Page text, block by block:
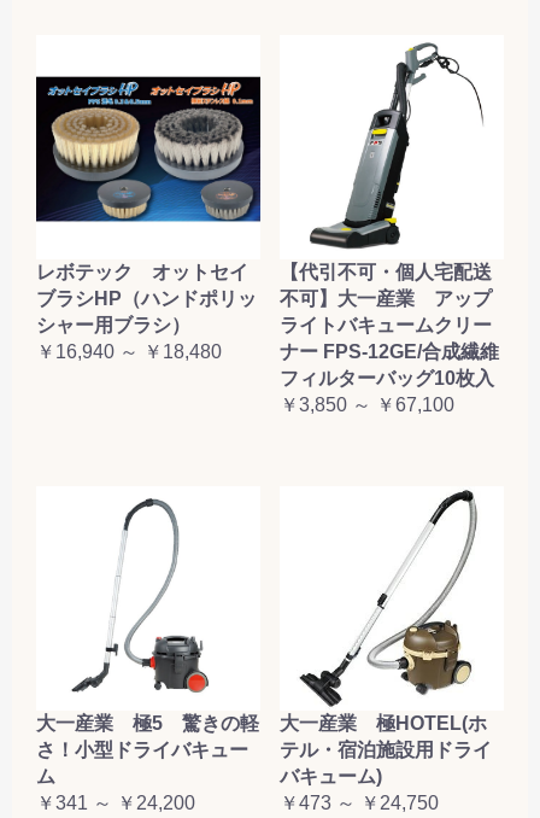
レボテック オットセイ
ブラシHP（ハンドポリッ
シャー用ブラシ）
￥16,940 ～ ￥18,480
【代引不可・個人宅配送
不可】大一産業 アップ
ライトバキュームクリー
ナー FPS-12GE/合成繊維
フィルターバッグ10枚入
￥3,850 ～ ￥67,100
大一産業 極5 驚きの軽
さ！小型ドライバキュー
ム
￥341 ～ ￥24,200
大一産業 極HOTEL(ホ
テル・宿泊施設用ドライ
バキューム)
￥473 ～ ￥24,750